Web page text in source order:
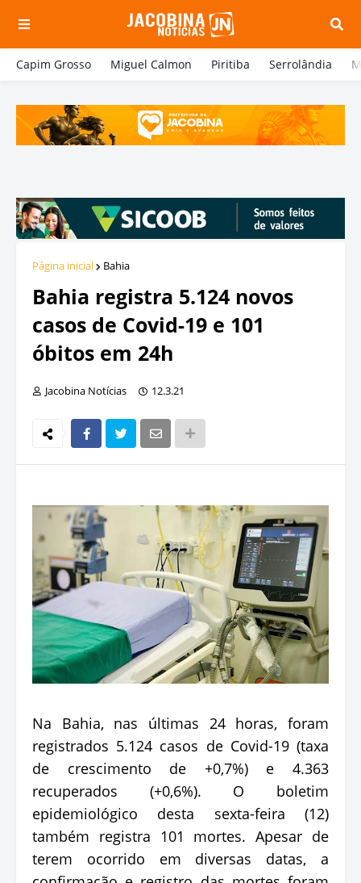
Capim Grosso Miguel Calmon Piritiba Serrolândia
Página inicial Bahia
Bahia registra 5.124 novos
casos de Covid-19 e 101
óbitos em 24h
Jacobina Notícias 12.3.21
Na Bahia, nas últimas 24 horas, foram
registrados 5.124 casos de Covid-19 (taxa
de crescimento de +0,7%) e 4.363
recuperados (+0,6%). O boletim
epidemiológico desta sexta-feira (12)
também registra 101 mortes. Apesar de
terem ocorrido em diversas datas, a